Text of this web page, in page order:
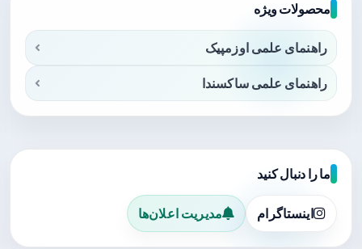
محصولات ویژه
راهنمای علمی اوزمپیک
راهنمای علمی ساکسندا
ما را دنبال کنید
اینستاگرام مدیریت اعلان‌ها